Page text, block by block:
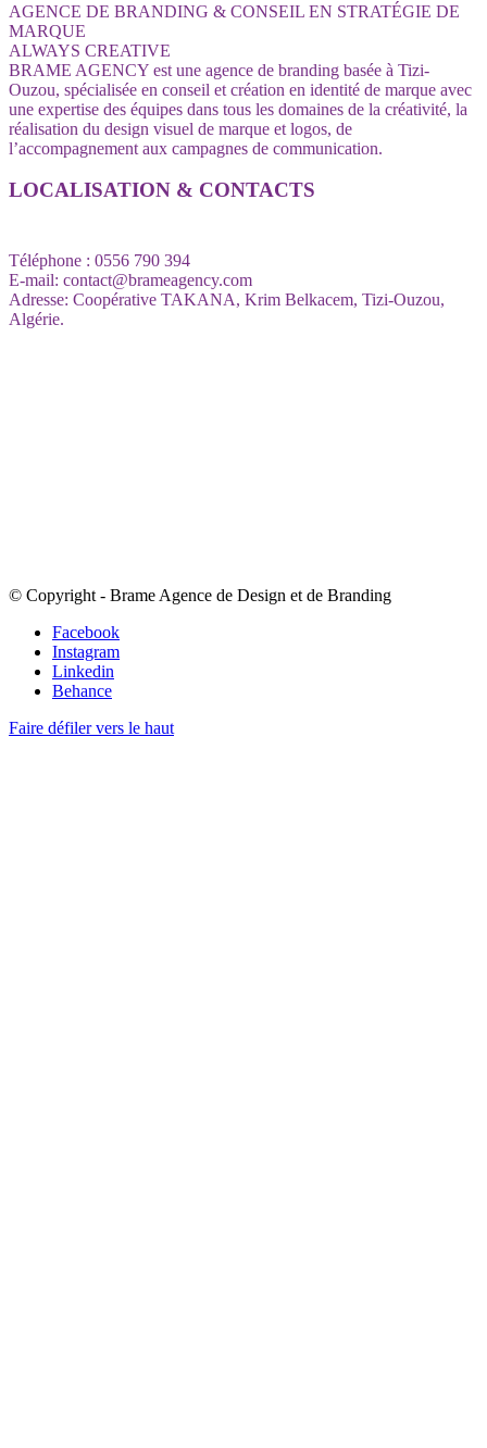
AGENCE DE BRANDING & CONSEIL EN STRATÉGIE DE
MARQUE
ALWAYS CREATIVE
BRAME AGENCY est une agence de branding basée à Tizi-
Ouzou, spécialisée en conseil et création en identité de marque avec
une expertise des équipes dans tous les domaines de la créativité, la
réalisation du design visuel de marque et logos, de
l’accompagnement aux campagnes de communication.
LOCALISATION & CONTACTS
Téléphone : 0556 790 394
E-mail: contact@brameagency.com
Adresse: Coopérative TAKANA, Krim Belkacem, Tizi-Ouzou,
Algérie.
© Copyright - Brame Agence de Design et de Branding
Facebook
Instagram
Linkedin
Behance
Faire défiler vers le haut